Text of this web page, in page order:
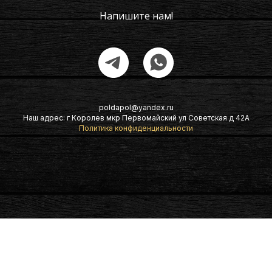
Напишите нам!
poldapol@yandex.ru
Наш адрес: г Королев мкр Первомайский ул Советская д 42А
Политика конфиденциальности